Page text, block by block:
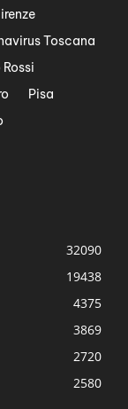
Toscana
Pisa
32090
19438
4375
3869
2720
2580